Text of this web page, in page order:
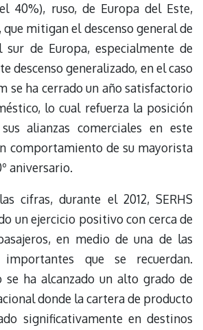
40%), ruso, de Europa del Este,
mitigan el descenso general de
sur de Europa, especialmente de
descenso generalizado, en el caso
se ha cerrado un año satisfactorio
lo cual refuerza la posición
alianzas comerciales en este
comportamiento de su mayorista
aniversario.
cifras, durante el 2012, SERHS
un ejercicio positivo con cerca de
en medio de una de las
importantes que se recuerdan.
se ha alcanzado un alto grado de
donde la cartera de producto
significativamente en destinos